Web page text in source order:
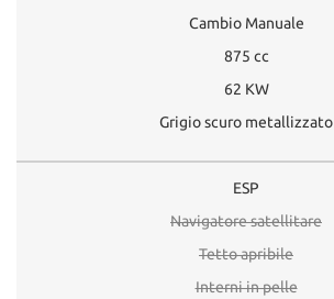
Cambio Manuale
875 cc
62 KW
Grigio scuro metallizzato
ESP
Navigatore satellitare
Tetto apribile
Interni in pelle